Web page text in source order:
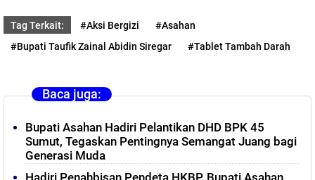
Tag Terkait: #Aksi Bergizi
#Asahan
#Bupati Taufik Zainal Abidin Siregar
#Tablet Tambah Darah
Baca juga:
Bupati Asahan Hadiri Pelantikan DHD BPK 45
Sumut, Tegaskan Pentingnya Semangat Juang bagi
Generasi Muda
Hadiri Penahbisan Pendeta HKBP, Bupati Asahan